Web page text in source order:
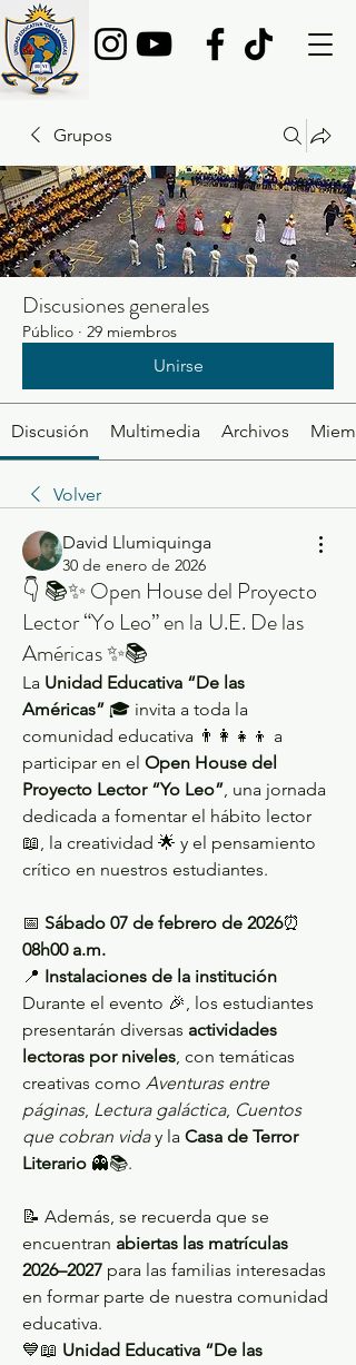
Grupos
Discusiones generales
Público · 29 miembros
Unirse
Discusión Multimedia Archivos
Volver
David Llumiquinga
30 de enero de 2026
👇 📚✨ Open House del Proyecto
Lector “Yo Leo” en la U.E. De las
Américas ✨📚
La Unidad Educativa “De las
Américas” 🎓 invita a toda la
comunidad educativa 👨‍👩‍👧‍👦 a
participar en el Open House del
Proyecto Lector “Yo Leo”, una jornada
dedicada a fomentar el hábito lector
📖, la creatividad 🌟 y el pensamiento
crítico en nuestros estudiantes.
📅 Sábado 07 de febrero de 2026
08h00 a.m.
📍 Instalaciones de la institución
Durante el evento 🎉, los estudiantes
presentarán diversas actividades
lectoras por niveles, con temáticas
creativas como Aventuras entre
páginas, Lectura galáctica, Cuentos
que cobran vida y la Casa de Terror
Literario 👻📚.
📝 Además, se recuerda que se
encuentran abiertas las matrículas
2026–2027 para las familias interesadas
en formar parte de nuestra comunidad
educativa.
💙📖 Unidad Educativa “De las